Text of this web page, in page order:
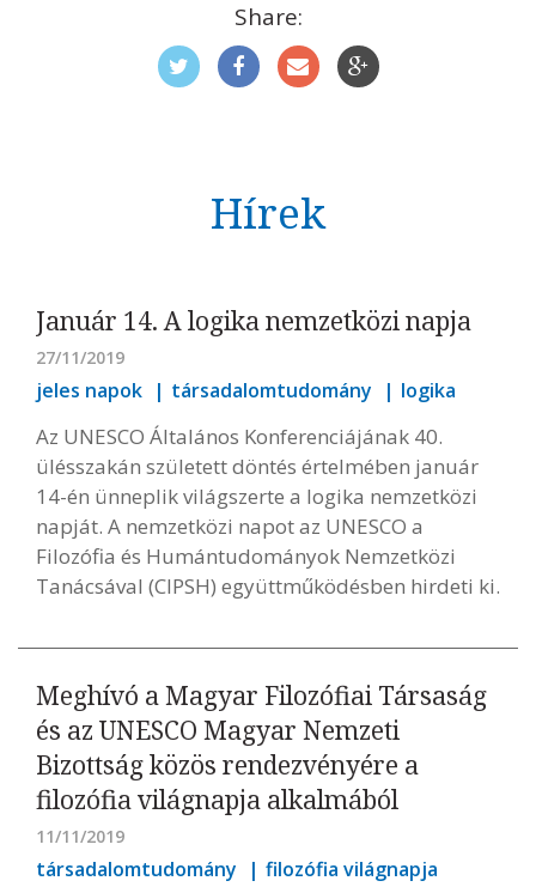
Share:
Hírek
Január 14. A logika nemzetközi napja
27/11/2019
jeles napok társadalomtudomány logika
Az UNESCO Általános Konferenciájának 40.
ülésszakán született döntés értelmében január
14-én ünneplik világszerte a logika nemzetközi
napját. A nemzetközi napot az UNESCO a
Filozófia és Humántudományok Nemzetközi
Tanácsával (CIPSH) együttműködésben hirdeti ki.
Meghívó a Magyar Filozófiai Társaság
és az UNESCO Magyar Nemzeti
Bizottság közös rendezvényére a
filozófia világnapja alkalmából
11/11/2019
társadalomtudomány filozófia világnapja